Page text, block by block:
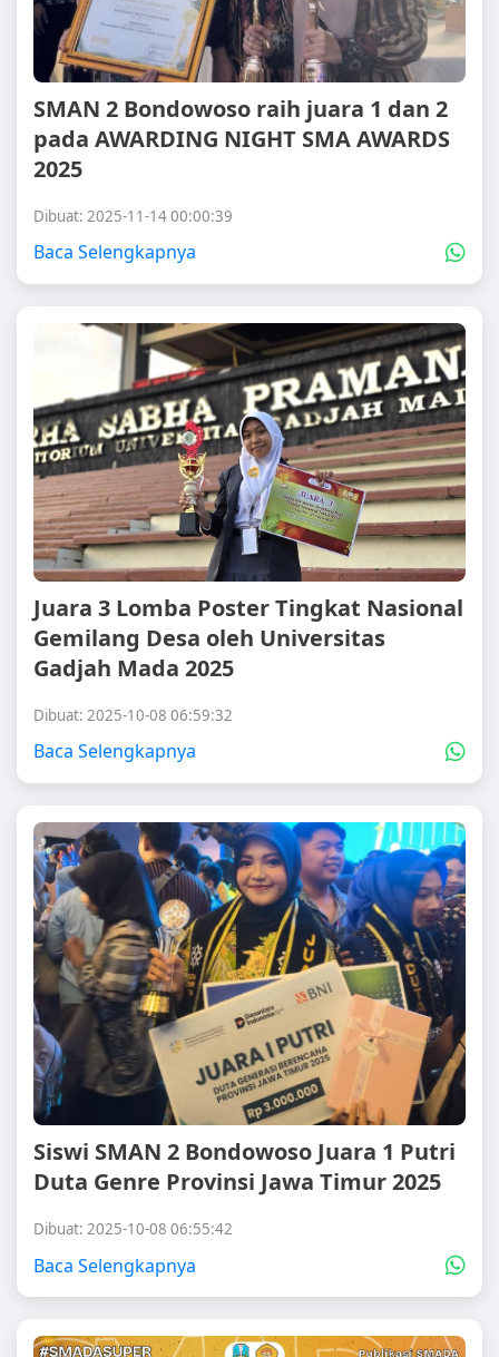
SMAN 2 Bondowoso raih juara 1 dan 2
pada AWARDING NIGHT SMA AWARDS
2025
Dibuat: 2025-11-14 00:00:39
Baca Selengkapnya
Juara 3 Lomba Poster Tingkat Nasional
Gemilang Desa oleh Universitas
Gadjah Mada 2025
Dibuat: 2025-10-08 06:59:32
Baca Selengkapnya
Siswi SMAN 2 Bondowoso Juara 1 Putri
Duta Genre Provinsi Jawa Timur 2025
Dibuat: 2025-10-08 06:55:42
Baca Selengkapnya